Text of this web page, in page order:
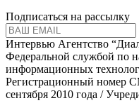
Подписаться на рассылку
Интервью Агентство
Федеральной службой по
информационных
Регистрационный
сентября 2010 года /